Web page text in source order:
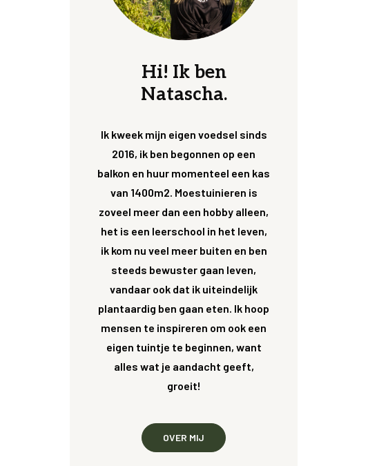
Hi! Ik ben
Natascha.
Ik kweek mijn eigen voedsel sinds
2016, ik ben begonnen op een
balkon en huur momenteel een kas
van 1400m2. Moestuinieren is
zoveel meer dan een hobby alleen,
het is een leerschool in het leven,
ik kom nu veel meer buiten en ben
steeds bewuster gaan leven,
vandaar ook dat ik uiteindelijk
plantaardig ben gaan eten. Ik hoop
mensen te inspireren om ook een
eigen tuintje te beginnen, want
alles wat je aandacht geeft,
groeit!
OVER MIJ